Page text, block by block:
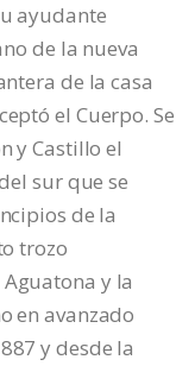
ayudante
de la nueva
de la casa
el Cuerpo. Se
y Castillo el
sur que se
de la
trozo
y la
en avanzado
y desde la